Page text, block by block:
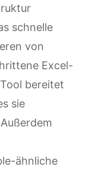
schnelle
von
Excel-
bereitet
sie
ähnliche